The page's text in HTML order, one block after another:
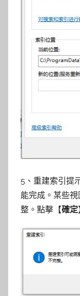
5、重建索引提
能完成。某些
整。點擊【確定